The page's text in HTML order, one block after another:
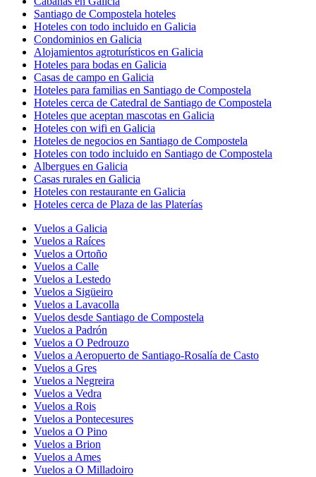
Santiago de Compostela hoteles
Hoteles con todo incluido en Galicia
Condominios en Galicia
Alojamientos agroturísticos en Galicia
Hoteles para bodas en Galicia
Casas de campo en Galicia
Hoteles para familias en Santiago de Compostela
Hoteles cerca de Catedral de Santiago de Compostela
Hoteles que aceptan mascotas en Galicia
Hoteles con wifi en Galicia
Hoteles de negocios en Santiago de Compostela
Hoteles con todo incluido en Santiago de Compostela
Albergues en Galicia
Casas rurales en Galicia
Hoteles con restaurante en Galicia
Hoteles cerca de Plaza de las Platerías
Vuelos a Galicia
Vuelos a Raíces
Vuelos a Ortoño
Vuelos a Calle
Vuelos a Lestedo
Vuelos a Sigüeiro
Vuelos a Lavacolla
Vuelos desde Santiago de Compostela
Vuelos a Padrón
Vuelos a O Pedrouzo
Vuelos a Aeropuerto de Santiago-Rosalía de Casto
Vuelos a Gres
Vuelos a Negreira
Vuelos a Vedra
Vuelos a Rois
Vuelos a Pontecesures
Vuelos a O Pino
Vuelos a Brion
Vuelos a Ames
Vuelos a O Milladoiro